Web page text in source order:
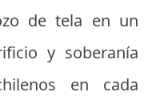
de tela en un
y soberanía
en cada